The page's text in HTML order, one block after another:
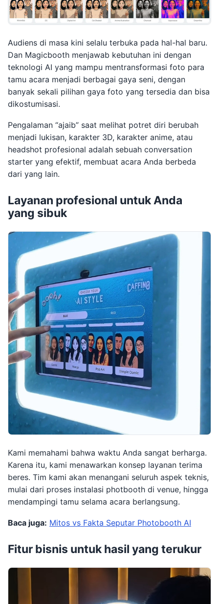
Audiens di masa kini selalu terbuka pada hal-hal baru.
Dan Magicbooth menjawab kebutuhan ini dengan
teknologi AI yang mampu mentransformasi foto para
tamu acara menjadi berbagai gaya seni, dengan
banyak sekali pilihan gaya foto yang tersedia dan bisa
dikostumisasi.
Pengalaman “ajaib” saat melihat potret diri berubah
menjadi lukisan, karakter 3D, karakter anime, atau
headshot profesional adalah sebuah conversation
starter yang efektif, membuat acara Anda berbeda
dari yang lain.
Layanan profesional untuk Anda
yang sibuk
Kami memahami bahwa waktu Anda sangat berharga.
Karena itu, kami menawarkan konsep layanan terima
beres. Tim kami akan menangani seluruh aspek teknis,
mulai dari proses instalasi photbooth di venue, hingga
mendampingi tamu selama acara berlangsung.
Baca juga: Mitos vs Fakta Seputar Photobooth AI
Fitur bisnis untuk hasil yang terukur